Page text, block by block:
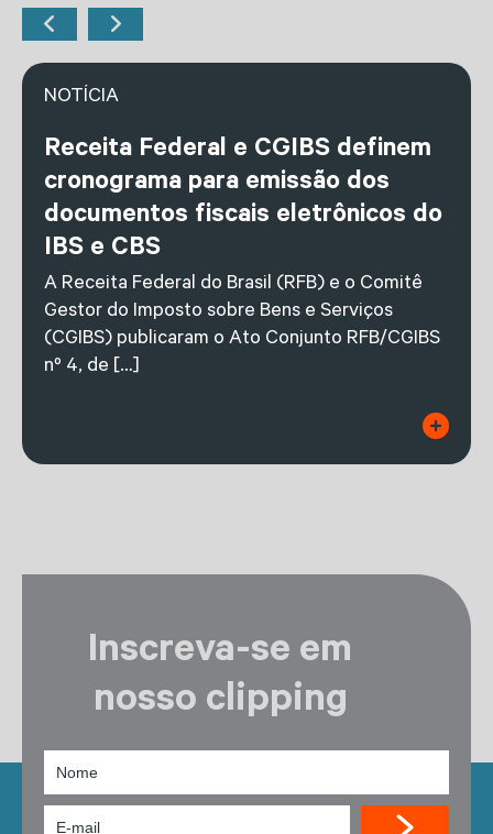
NOTÍCIA
Receita Federal e CGIBS definem
cronograma para emissão dos
documentos fiscais eletrônicos do
IBS e CBS
A Receita Federal do Brasil (RFB) e o Comitê
Gestor do Imposto sobre Bens e Serviços
(CGIBS) publicaram o Ato Conjunto RFB/CGIBS
nº 4, de […]
Inscreva-se em
nosso clipping